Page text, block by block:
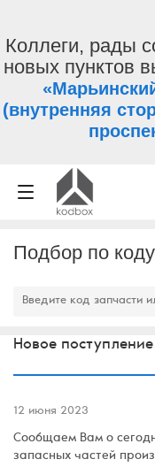
Коллеги, рады
новых пунктов
(внутренняя
Подбор по
Новое
12 июня 2023
Сообщаем Вам о
запасных частей